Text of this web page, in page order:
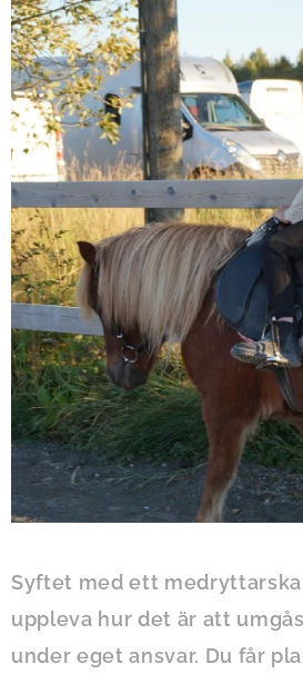
Syftet med ett
uppleva hur det är att
under eget ansvar. Du får